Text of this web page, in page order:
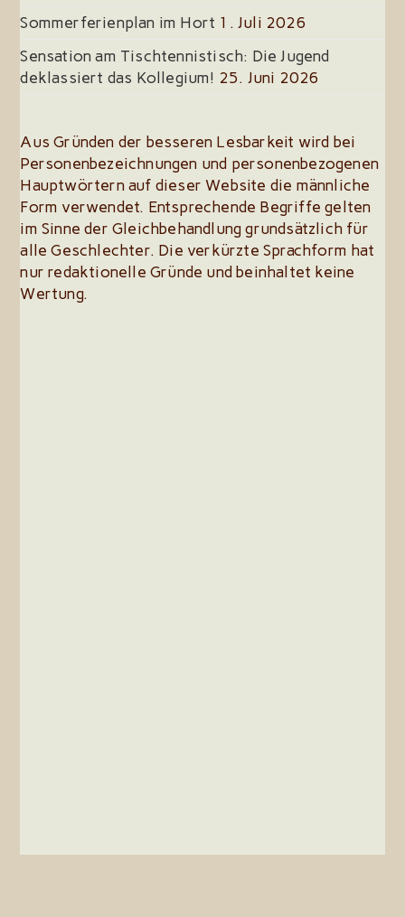
Sommerferienplan im Hort 1. Juli 2026
Sensation am Tischtennistisch: Die Jugend
deklassiert das Kollegium! 25. Juni 2026
Aus Gründen der besseren Lesbarkeit wird bei
Personenbezeichnungen und personenbezogenen
Hauptwörtern auf dieser Website die männliche
Form verwendet. Entsprechende Begriffe gelten
im Sinne der Gleichbehandlung grundsätzlich für
alle Geschlechter. Die verkürzte Sprachform hat
nur redaktionelle Gründe und beinhaltet keine
Wertung.